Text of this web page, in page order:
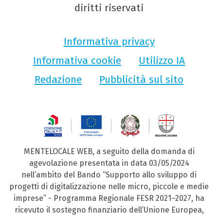
diritti riservati
Informativa privacy
Informativa cookie
Utilizzo IA
Redazione
Pubblicità sul sito
MENTELOCALE WEB, a seguito della domanda di
agevolazione presentata in data 03/05/2024
nell’ambito del Bando “Supporto allo sviluppo di
progetti di digitalizzazione nelle micro, piccole e medie
imprese” - Programma Regionale FESR 2021–2027, ha
ricevuto il sostegno finanziario dell’Unione Europea,